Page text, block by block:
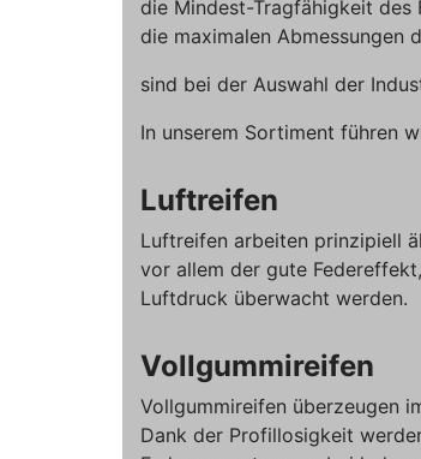
die Mindest-Tragfähigkeit des
die maximalen Abmessungen
sind bei der Auswahl der
In unserem Sortiment führen
Luftreifen
Luftreifen arbeiten prinzipiell
vor allem der gute
Luftdruck überwacht werden.
Vollgummireifen
Vollgummireifen überzeugen
Dank der Profillosigkeit